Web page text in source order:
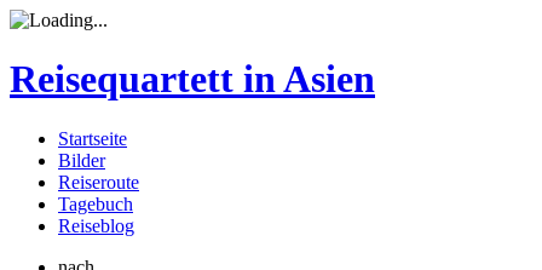
Reisequartett in Asien
Startseite
Bilder
Reiseroute
Tagebuch
Reiseblog